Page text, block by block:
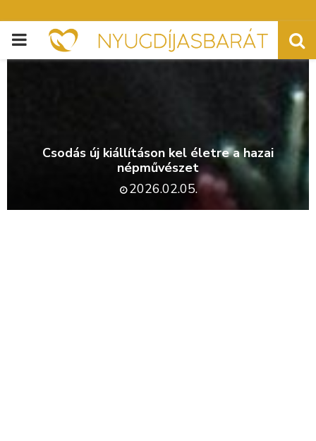
PRIMARY
Csodás új kiállításon kel életre a hazai
népművészet
2026.02.05.